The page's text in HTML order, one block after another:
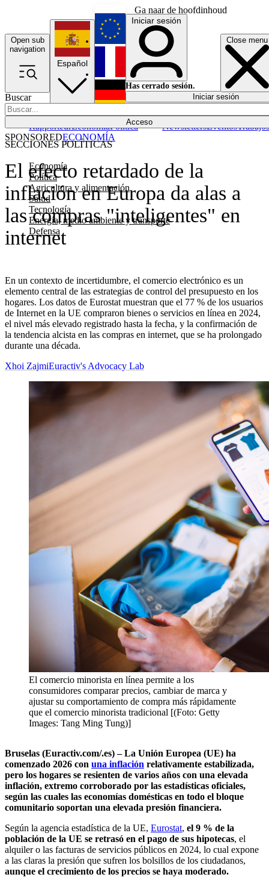
Ga naar de hoofdinhoud
Open sub
navigation
Close menu
Buscar
Acceso
SECCIONES POLÍTICAS
Economía
Política
Agricultura y alimentación
Salud
Tecnología
Energía, medio ambiente y transporte
Defensa
RapporteurEconomíaPolítica NewslettersEventosTrabajos
Español
English
Français
Iniciar sesión
Has cerrado sesión.
Iniciar sesión
El efecto retardado de la
inflación en Europa da alas a
las compras "inteligentes" en
internet
En un contexto de incertidumbre, el comercio electrónico es un
elemento central de las estrategias de control del presupuesto en los
hogares. Los datos de Eurostat muestran que el 77 % de los usuarios
de Internet en la UE compraron bienes o servicios en línea en 2024,
el nivel más elevado registrado hasta la fecha, y la confirmación de
la tendencia alcista en las compras en internet, que se ha prolongado
durante una década.
SPONSOREDECONOMÍA
Xhoi ZajmiEuractiv's Advocacy Lab
El comercio minorista en línea permite a los
consumidores comparar precios, cambiar de marca y
ajustar su comportamiento de compra más rápidamente
que el comercio minorista tradicional [(Foto: Getty
Images: Tang Ming Tung)]
Bruselas (Euractiv.com/.es) – La Unión Europea (UE) ha
comenzado 2026 con una inflación relativamente estabilizada,
pero los hogares se resienten de varios años con una elevada
inflación, extremo corroborado por las estadísticas oficiales,
según las cuales las economías domésticas en todo el bloque
comunitario soportan una elevada presión financiera.
Según la agencia estadística de la UE, Eurostat, el 9 % de la
población de la UE se retrasó en el pago de sus hipotecas, el
alquiler o las facturas de servicios públicos en 2024, lo cual expone
a las claras la presión que sufren los bolsillos de los ciudadanos,
aunque el crecimiento de los precios se haya moderado.